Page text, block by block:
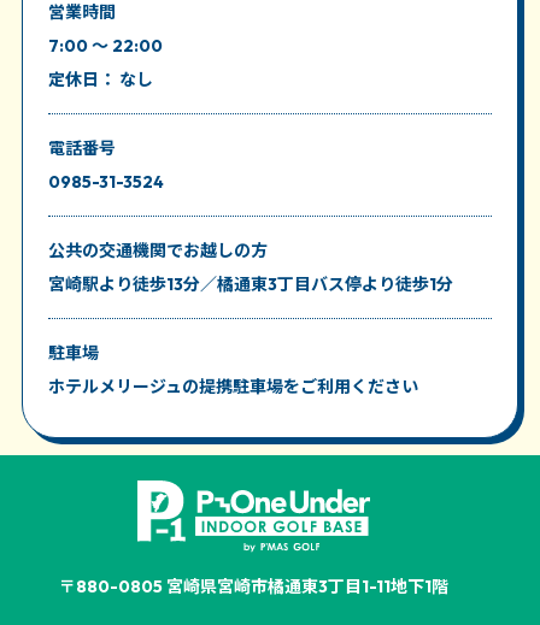
営業時間
7:00 ～ 22:00
定休日： なし
電話番号
0985-31-3524
公共の交通機関でお越しの方
宮崎駅より徒歩13分／橘通東3丁目バス停より徒歩1分
駐車場
ホテルメリージュの提携駐車場をご利用ください
〒880-0805 宮崎県宮崎市橘通東3丁目1-11地下1階